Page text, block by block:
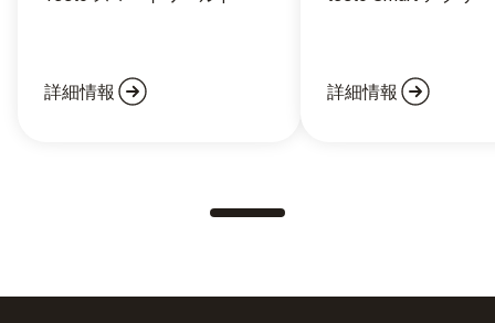
詳細情報 詳細情報